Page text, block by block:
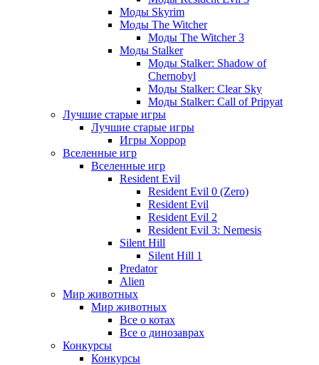
Моды Skyrim
Моды The Witcher
Моды The Witcher 3
Моды Stalker
Моды Stalker: Shadow of
Chernobyl
Моды Stalker: Clear Sky
Моды Stalker: Call of Pripyat
Лучшие старые игры
Лучшие старые игры
Игры Хоррор
Вселенные игр
Вселенные игр
Resident Evil
Resident Evil 0 (Zero)
Resident Evil
Resident Evil 2
Resident Evil 3: Nemesis
Silent Hill
Silent Hill 1
Predator
Alien
Мир животных
Мир животных
Все о котах
Все о динозаврах
Конкурсы
Конкурсы